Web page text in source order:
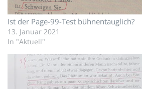
Ist der Page-99-Test bühnentauglich?
13. Januar 2021
In "Aktuell"